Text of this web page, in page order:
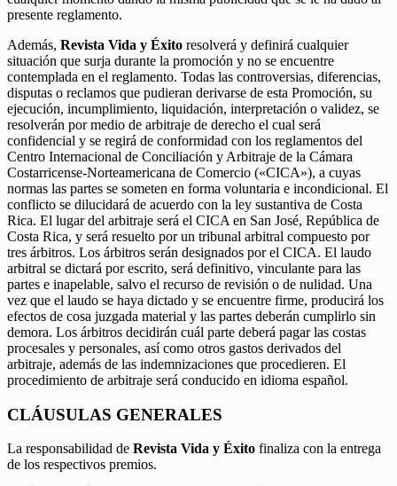
presente reglamento.
Además, Revista Vida y Éxito resolverá y definirá cualquier
situación que surja durante la promoción y no se encuentre
contemplada en el reglamento. Todas las controversias, diferencias,
disputas o reclamos que pudieran derivarse de esta Promoción, su
ejecución, incumplimiento, liquidación, interpretación o validez, se
resolverán por medio de arbitraje de derecho el cual será
confidencial y se regirá de conformidad con los reglamentos del
Centro Internacional de Conciliación y Arbitraje de la Cámara
Costarricense-Norteamericana de Comercio («CICA»), a cuyas
normas las partes se someten en forma voluntaria e incondicional. El
conflicto se dilucidará de acuerdo con la ley sustantiva de Costa
Rica. El lugar del arbitraje será el CICA en San José, República de
Costa Rica, y será resuelto por un tribunal arbitral compuesto por
tres árbitros. Los árbitros serán designados por el CICA. El laudo
arbitral se dictará por escrito, será definitivo, vinculante para las
partes e inapelable, salvo el recurso de revisión o de nulidad. Una
vez que el laudo se haya dictado y se encuentre firme, producirá los
efectos de cosa juzgada material y las partes deberán cumplirlo sin
demora. Los árbitros decidirán cuál parte deberá pagar las costas
procesales y personales, así como otros gastos derivados del
arbitraje, además de las indemnizaciones que procedieren. El
procedimiento de arbitraje será conducido en idioma español.
CLÁUSULAS GENERALES
La responsabilidad de Revista Vida y Éxito finaliza con la entrega
de los respectivos premios.